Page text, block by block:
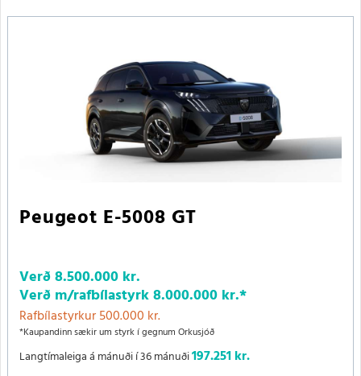
Peugeot E-5008 GT
Verð8.500.000 kr.
Verð m/rafbílastyrk8.000.000 kr.*
Rafbílastyrkur 500.000 kr.
*Kaupandinn sækir um styrk í gegnum Orkusjóð
Langtímaleiga á mánuði í 36 mánuði197.251 kr.